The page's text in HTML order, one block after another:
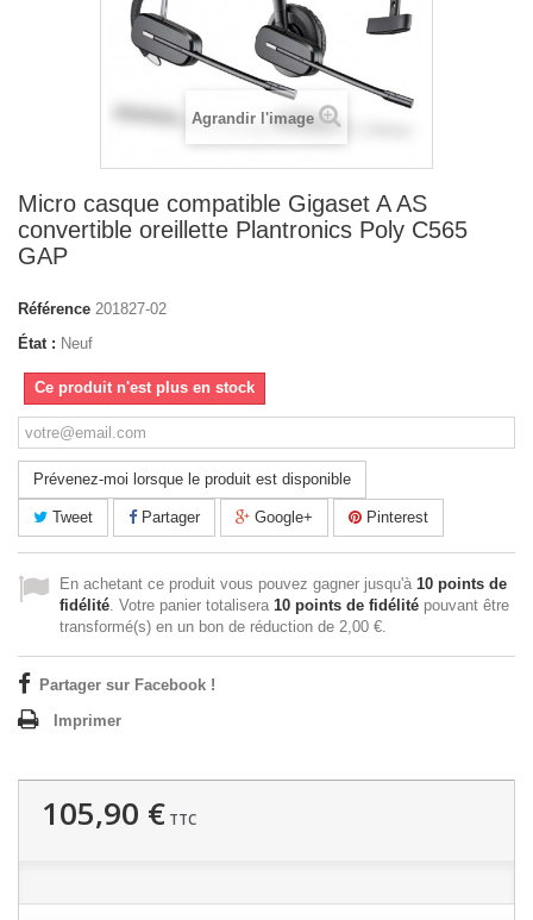
Agrandir l'image
Micro casque compatible Gigaset A AS
convertible oreillette Plantronics Poly C565
GAP
Référence 201827-02
État : Neuf
Ce produit n'est plus en stock
Prévenez-moi lorsque le produit est disponible
Tweet Partager Google+ Pinterest
En achetant ce produit vous pouvez gagner jusqu'à 10 points de
fidélité. Votre panier totalisera 10 points de fidélité pouvant être
transformé(s) en un bon de réduction de 2,00 €.
Partager sur Facebook !
Imprimer
105,90 € TTC